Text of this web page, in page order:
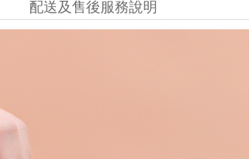
配送及售後服務說明